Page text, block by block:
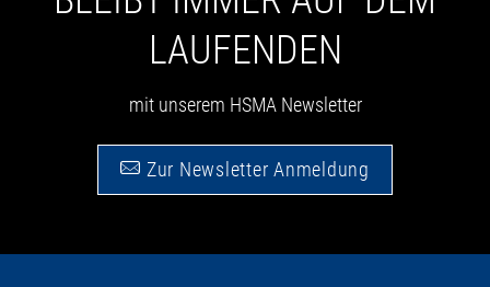
LAUFENDEN
mit unserem HSMA Newsletter
Zur Newsletter Anmeldung